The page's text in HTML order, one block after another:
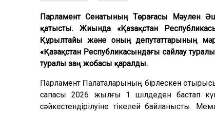
Парламент Сенатының Төрағасы Мәулен
қатысты. Жиында «Қазақстан
Құрылтайы және оның депутаттарының
«Қазақстан Республикасындағы сайлау
туралы заң жобасы қаралды.
Парламент Палаталарының бірлескен
сапасы 2026 жылғы 1 шілдеден бастап
сәйкестендірілуіне тікелей байланысты.